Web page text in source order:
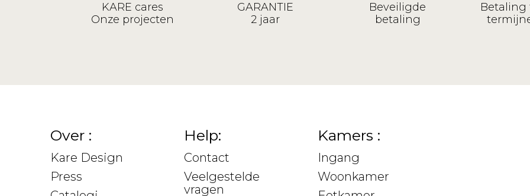
KARE cares
Onze projecten
GARANTIE
2 jaar
Beveiligde
betaling
Betaling
Over :
Kare Design
Press
Help:
Contact
Veelgestelde
vragen
Kamers :
Ingang
Woonkamer